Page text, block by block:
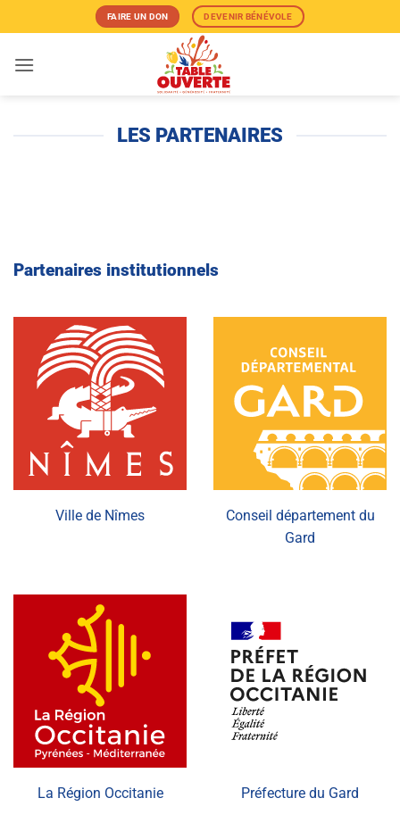
au
contenu
FAIRE UN DON DEVENIR BÉNÉVOLE
LES PARTENAIRES
Partenaires institutionnels
Ville de Nîmes
Conseil département du
Gard
La Région Occitanie Préfecture du Gard